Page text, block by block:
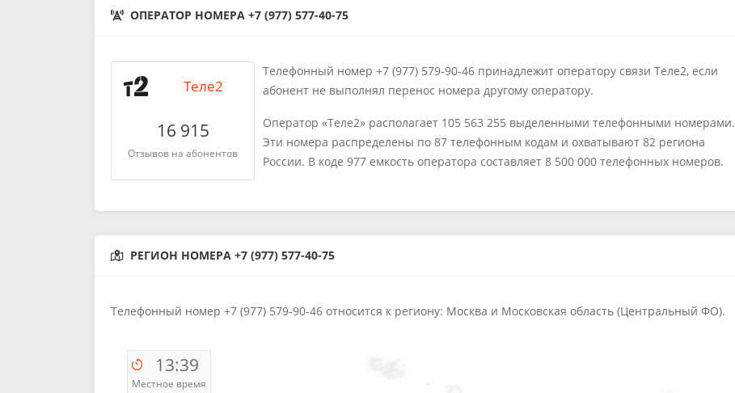
ОПЕРАТОР НОМЕРА +7 (977) 577-40-75
Теле2
16 915
Отзывов на абонентов
Телефонный номер +7 (977) 579-90-46 принадлежит оператору связи Теле2, если
абонент не выполнял перенос номера другому оператору.
Оператор «Теле2» располагает 105 563 255 выделенными телефонными номерами.
Эти номера распределены по 87 телефонным кодам и охватывают 82 региона
России. В коде 977 емкость оператора составляет 8 500 000 телефонных номеров.
РЕГИОН НОМЕРА +7 (977) 577-40-75
Телефонный номер +7 (977) 579-90-46 относится к региону: Москва и Московская область (Центральный ФО).
13:39
Местное время